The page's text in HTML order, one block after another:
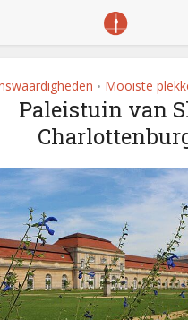
• Mooiste
Paleistuin van